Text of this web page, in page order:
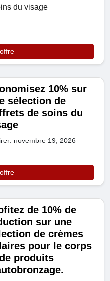
du visage
10% sur
sélection de
de soins du
novembre 19, 2026
de 10% de
sur une
de crèmes
pour le corps
produits